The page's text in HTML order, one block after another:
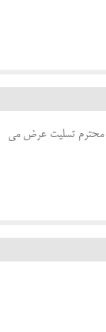
محترم تسلیت عرض می